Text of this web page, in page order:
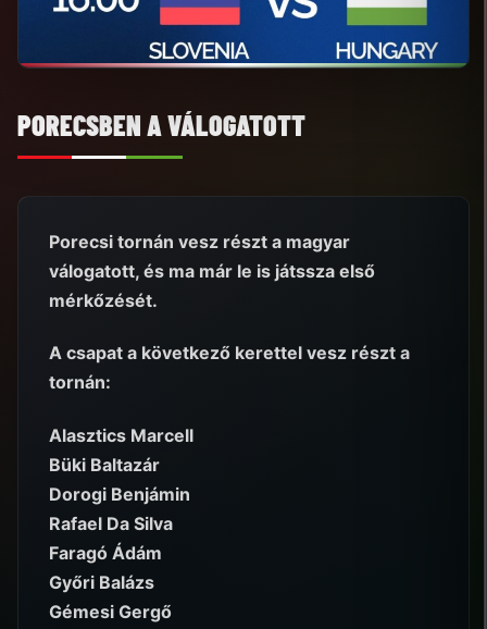
PORECSBEN A VÁLOGATOTT
Porecsi tornán vesz részt a magyar
válogatott, és ma már le is játssza első
mérkőzését.
A csapat a következő kerettel vesz részt a
tornán:
Alasztics Marcell
Büki Baltazár
Dorogi Benjámin
Rafael Da Silva
Faragó Ádám
Győri Balázs
Gémesi Gergő